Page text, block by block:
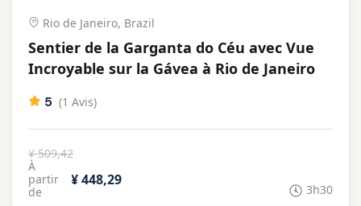
Rio de Janeiro, Brazil
Sentier de la Garganta do Céu avec Vue
Incroyable sur la Gávea à Rio de Janeiro
5 (1 Avis)
¥ 509,42
À
partir
de
¥ 448,29
3h30